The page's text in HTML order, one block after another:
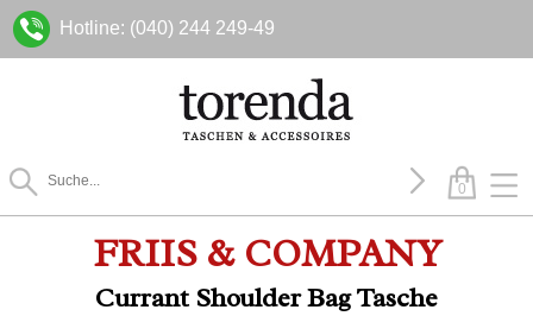
Hotline: (040) 244 249-49
0
FRIIS & COMPANY
Currant Shoulder Bag Tasche